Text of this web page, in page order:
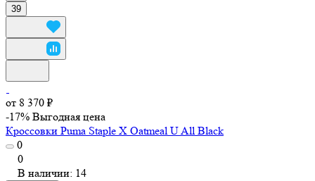
39
от 8 370 ₽
-17% Выгодная цена
Кроссовки Puma Staple X Oatmeal U All Black
0
0
В наличии: 14